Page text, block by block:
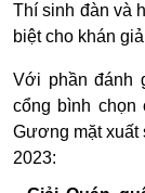
Thí sinh đàn và
biệt cho khán giả
Với phần đánh
cổng bình chọn
Gương mặt xuất
2023: